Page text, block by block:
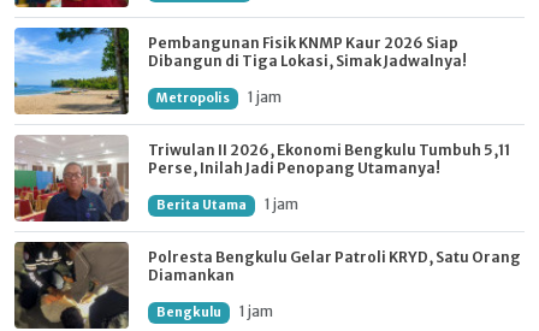
Pembangunan Fisik KNMP Kaur 2026 Siap
Dibangun di Tiga Lokasi, Simak Jadwalnya!
Metropolis 1 jam
Triwulan II 2026, Ekonomi Bengkulu Tumbuh 5,11
Perse, Inilah Jadi Penopang Utamanya!
Berita Utama 1 jam
Polresta Bengkulu Gelar Patroli KRYD, Satu Orang
Diamankan
Bengkulu 1 jam